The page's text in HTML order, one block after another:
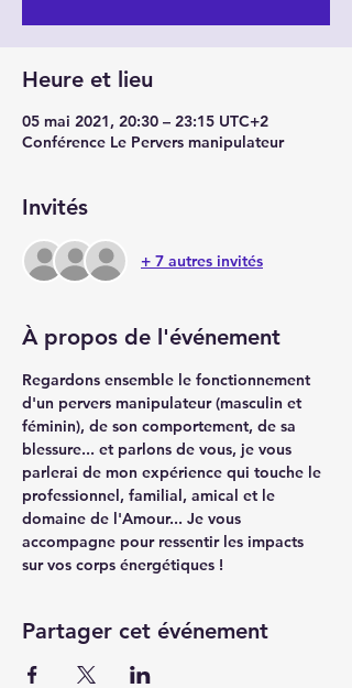
Heure et lieu
05 mai 2021, 20:30 – 23:15 UTC+2
Conférence Le Pervers manipulateur
Invités
+ 7 autres invités
À propos de l'événement
Regardons ensemble le fonctionnement
d'un pervers manipulateur (masculin et
féminin), de son comportement, de sa
blessure... et parlons de vous, je vous
parlerai de mon expérience qui touche le
professionnel, familial, amical et le
domaine de l'Amour... Je vous
accompagne pour ressentir les impacts
sur vos corps énergétiques !
Partager cet événement